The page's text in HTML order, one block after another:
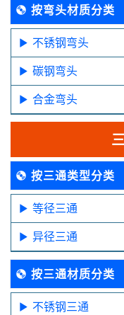
按弯头材质分类
不锈钢弯头
碳钢弯头
合金弯头
按三通类型分类
等径三通
异径三通
按三通材质分类
不锈钢三通